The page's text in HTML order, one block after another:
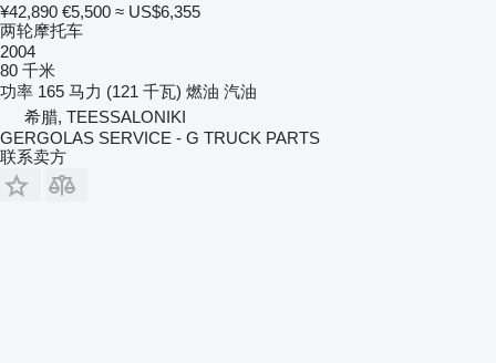
¥42,890 €5,500 ≈ US$6,355
两轮摩托车
2004
80 千米
功率 165 马力 (121 千瓦) 燃油 汽油
希腊, TEESSALONIKI
GERGOLAS SERVICE - G TRUCK PARTS
联系卖方